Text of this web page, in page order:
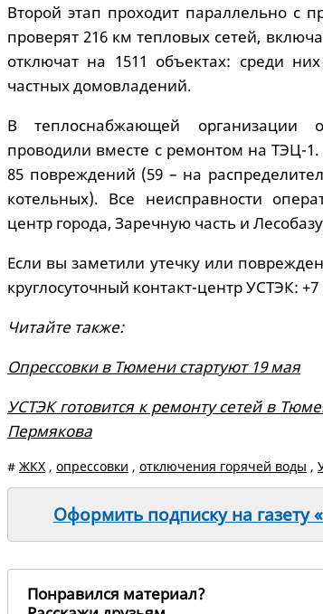
Второй этап проходит параллельно с
проверят 216 км тепловых сетей,
отключат на 1511 объектах: среди
частных домовладений.
В теплоснабжающей организации
проводили вместе с ремонтом на ТЭЦ-
85 повреждений (59 – на
котельных). Все неисправности
центр города, Заречную часть и
Если вы заметили утечку или
круглосуточный контакт-центр УСТЭК: +7
Читайте также:
Опрессовки в Тюмени стартуют 19 мая
УСТЭК готовится к ремонту сетей в
Пермякова
# ЖКХ , опрессовки , отключения горячей воды ,
Оформить подписку на газету
Понравился материал?